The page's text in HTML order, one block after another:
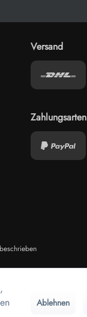
Versand
Zahlungsarten
Ablehnen